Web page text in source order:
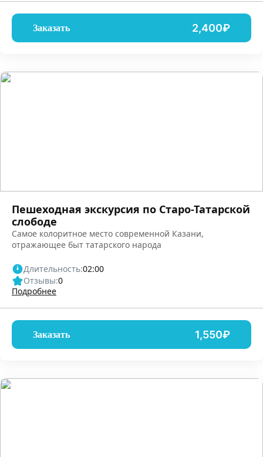
Заказать 2,400₽
Пешеходная экскурсия по Старо-Татарской
слободе
Самое колоритное место современной Казани,
отражающее быт татарского народа
Длительность:02:00
Отзывы:0
Подробнее
Заказать 1,550₽